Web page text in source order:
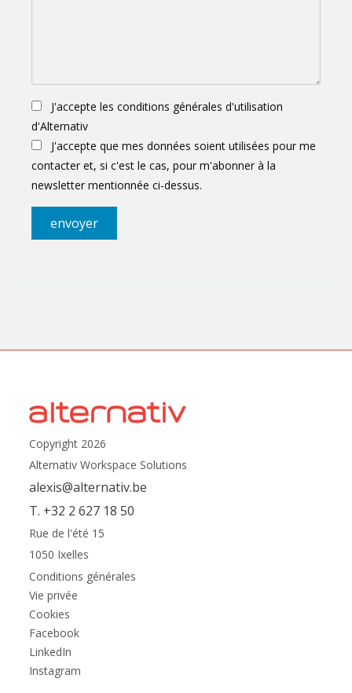
J'accepte les conditions générales d'utilisation
d'Alternativ
J'accepte que mes données soient utilisées pour me
contacter et, si c'est le cas, pour m'abonner à la
newsletter mentionnée ci-dessus.
Copyright 2026
Alternativ Workspace Solutions
alexis@alternativ.be
T. +32 2 627 18 50
Rue de l'été 15
1050 Ixelles
Conditions générales
Vie privée
Cookies
Facebook
LinkedIn
Instagram